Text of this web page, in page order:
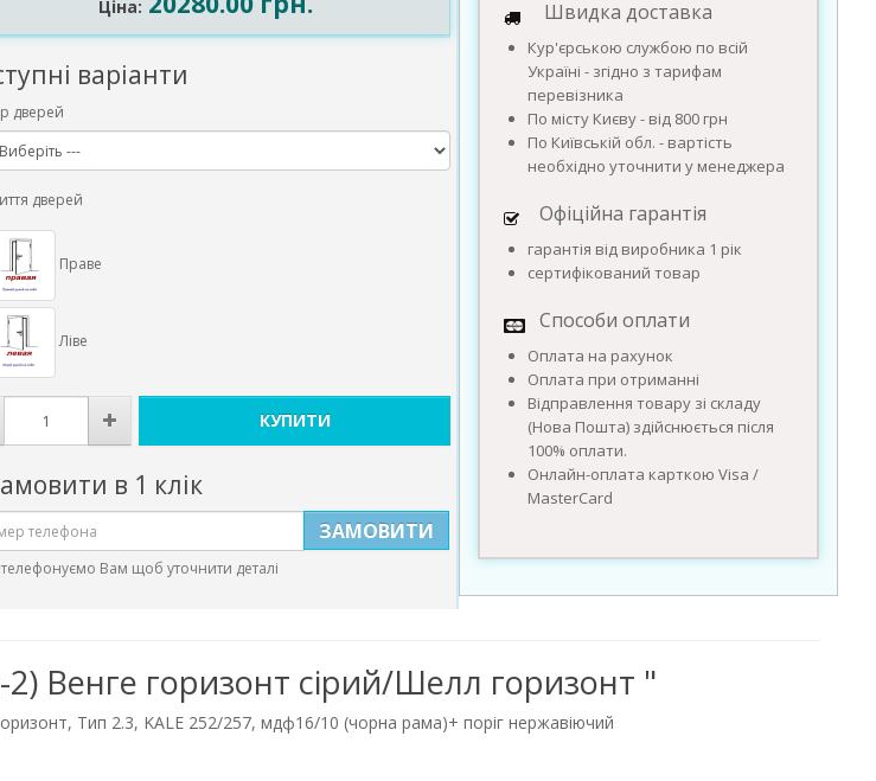
Ціна:
варіанти
дверей
дверей
Праве
Ліве
КУПИТИ
в 1 клік
ЗАМОВИТИ
Вам щоб уточнити деталі
Швидка доставка
Кур'єрською службою по всій
Україні - згідно з тарифам
перевізника
По місту Києву - від 800 грн
По Київській обл. - вартість
необхідно уточнити у менеджера
Офіційна гарантія
гарантія від виробника 1 рік
сертифікований товар
Способи оплати
Оплата на рахунок
Оплата при отриманні
Відправлення товару зі складу
(Нова Пошта) здійснюється після
100% оплати.
Онлайн-оплата карткою Visa /
MasterCard
Венге горизонт сірий/Шелл горизонт "
Тип 2.3, KALE 252/257, мдф16/10 (чорна рама)+ поріг нержавіючий